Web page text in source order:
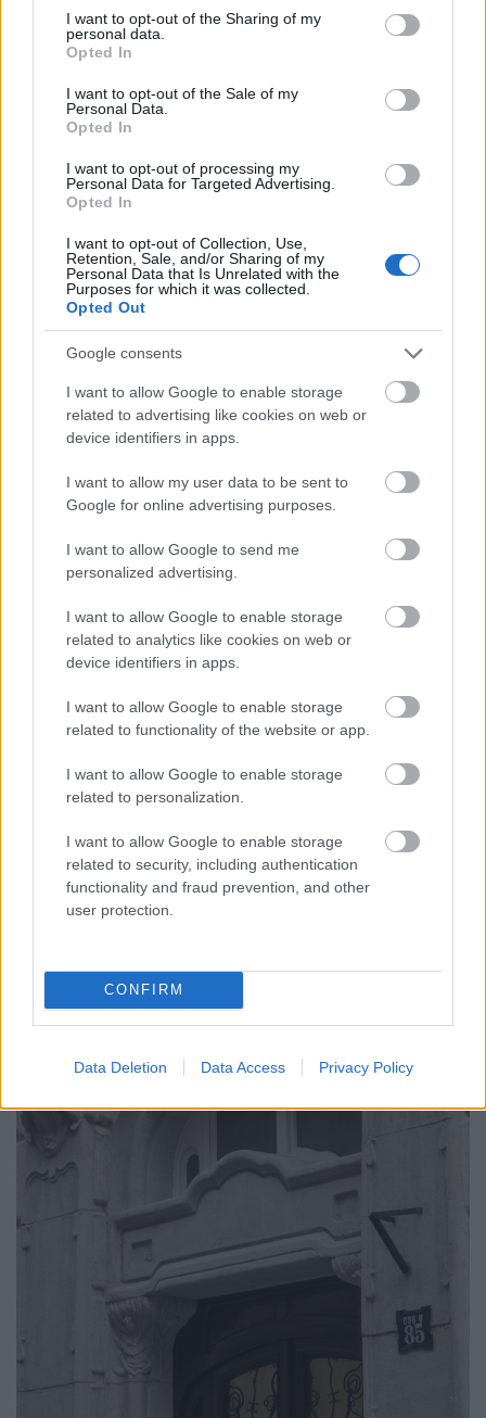
not limited to your visit or usage behaviour. You may click to
grant or deny consent to Google and its third-party tags to
use your data for below specified purposes in below Google
consent section.
I want to opt-out of the Sharing of my
personal data.
Opted In
I want to opt-out of the Sale of my
Personal Data.
Opted In
I want to opt-out of processing my
Personal Data for Targeted Advertising.
Opted In
I want to opt-out of Collection, Use,
Retention, Sale, and/or Sharing of my
Personal Data that Is Unrelated with the
Purposes for which it was collected.
Opted Out
Google consents
I want to allow Google to enable storage
related to advertising like cookies on web or
device identifiers in apps.
I want to allow my user data to be sent to
Google for online advertising purposes.
I want to allow Google to send me
personalized advertising.
I want to allow Google to enable storage
related to analytics like cookies on web or
device identifiers in apps.
I want to allow Google to enable storage
related to functionality of the website or app.
I want to allow Google to enable storage
related to personalization.
I want to allow Google to enable storage
related to security, including authentication
functionality and fraud prevention, and other
user protection.
CONFIRM
Data Deletion Data Access Privacy Policy